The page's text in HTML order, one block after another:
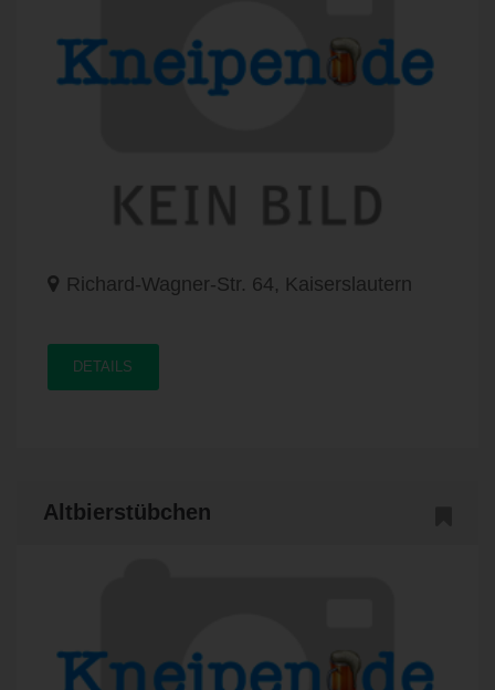
Richard-Wagner-Str. 64, Kaiserslautern
DETAILS
Altbierstübchen